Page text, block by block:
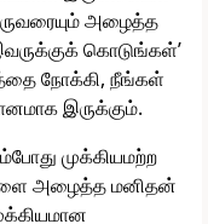
அழைத்த
கொடுங்கள்’
நோக்கி, நீங்கள்
இருக்கும்.
முக்கியமற்ற
அழைத்த மனிதன்